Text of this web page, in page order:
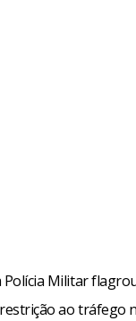
Polícia Militar
ao tráfego